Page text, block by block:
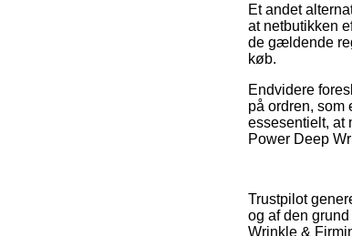
Et andet
at netbutikken
de gældende
køb.
Endvidere
på ordren, som
essesentielt, at
Power Deep
Trustpilot
og af den
Wrinkle &